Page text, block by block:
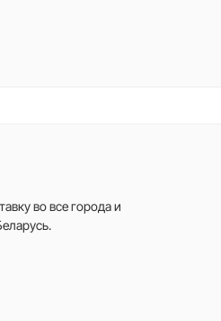
во все городаи